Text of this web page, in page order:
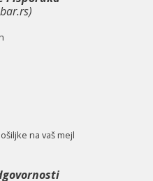
na vaš mejl